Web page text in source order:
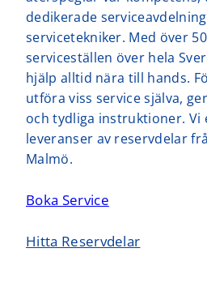
dedikerade
servicetekniker. Med över
serviceställen över hela
hjälp alltid nära till hands.
utföra viss service själva,
och tydliga instruktioner. Vi
leveranser av reservdelar
Malmö.
Boka Service
Hitta Reservdelar